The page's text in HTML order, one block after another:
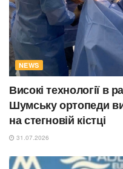
NEWS
Високі технології в
Шумську ортопеди
на стегновій кістці
31.07.2026